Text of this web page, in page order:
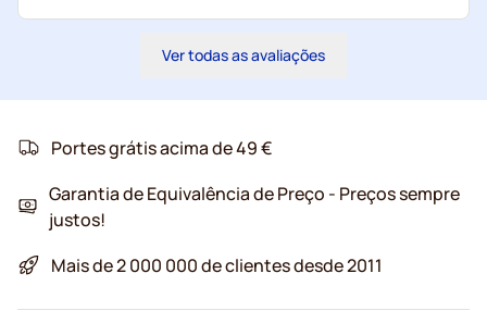
Ver todas as avaliações
Portes grátis acima de 49 €
Garantia de Equivalência de Preço - Preços sempre
justos!
Mais de 2 000 000 de clientes desde 2011